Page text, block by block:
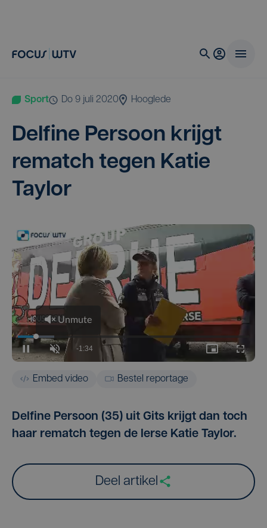
Sport do 9 juli 2020 Hooglede
Del­fi­ne Per­soon krijgt
rematch tegen Katie
Taylor
Embed video Bestel reportage
Delfine Persoon (35) uit Gits krijgt dan toch
haar rematch tegen de Ierse Katie Taylor.
Deel artikel